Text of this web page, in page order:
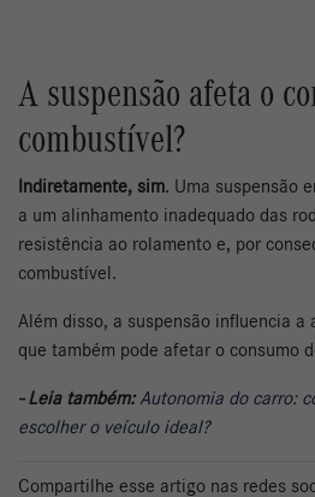
A suspensão afeta o
combustível?
Indiretamente, sim. Uma suspensão
a um alinhamento inadequado das
resistência ao rolamento e, por
combustível.
Além disso, a suspensão influencia a
que também pode afetar o consumo
- Leia também: Autonomia do carro:
escolher o veículo ideal?
Compartilhe esse artigo nas redes